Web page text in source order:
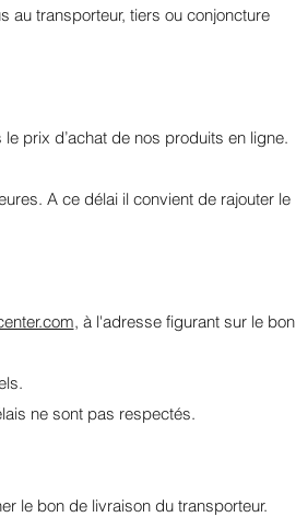
au transporteur, tiers ou conjoncture
prix d’achat de nos produits en ligne.
A ce délai il convient de rajouter le
, à l'adresse figurant sur le bon
ne sont pas respectés.
le bon de livraison du transporteur.